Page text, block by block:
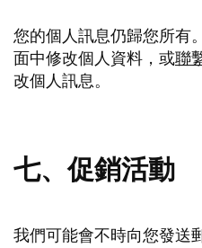
您的個人訊息仍歸您所有
面中修改個人資料，或聯
改個人訊息。
七、促銷活動
我們可能會不時向您發送